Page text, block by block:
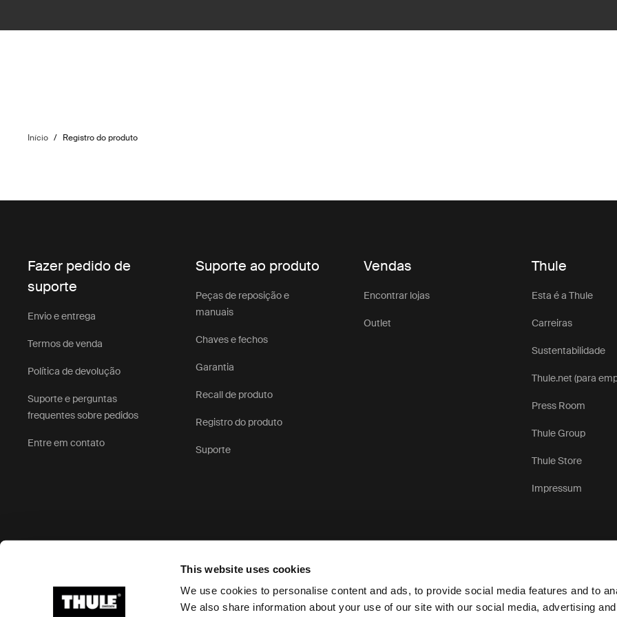
This website uses cookies
We use cookies to personalise content and ads, to provide social media features and to
We also share information about your use of our site with our social media, advertising
Início / Registro do produto
Fazer pedido de
suporte
Envio e entrega
Termos de venda
Política de devolução
Suporte e perguntas
frequentes sobre pedidos
Entre em contato
Suporte ao produto
Peças de reposição e
manuais
Chaves e fechos
Garantia
Recall de produto
Registro do produto
Suporte
Vendas
Encontrar lojas
Outlet
Thule
Esta é a Thule
Carreiras
Sustentabilidade
Thule.net (para
Press Room
Thule Group
Thule Store
Impressum
Ⓒ 2026 Thule Group. Todos os direitos reservados